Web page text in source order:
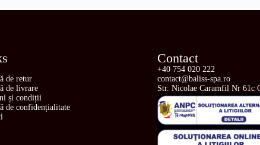
de retur
de livrare
și condiții
de confidențialitate
Contact
+40 754 020 222
contact@baliss-spa.ro
Str. Nicolae Caramfil Nr 61c